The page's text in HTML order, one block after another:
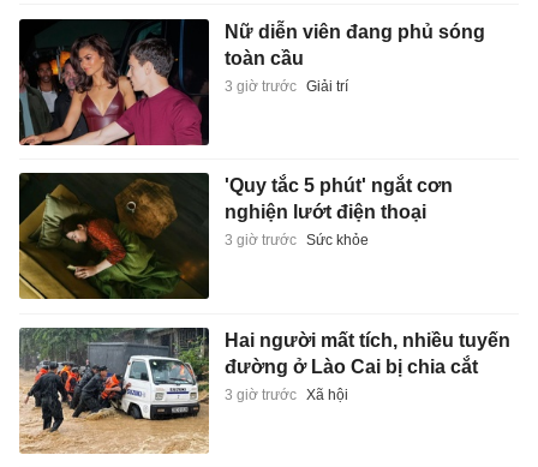
Nữ diễn viên đang phủ sóng
toàn cầu
3 giờ trước Giải trí
'Quy tắc 5 phút' ngắt cơn
nghiện lướt điện thoại
3 giờ trước Sức khỏe
Hai người mất tích, nhiều tuyến
đường ở Lào Cai bị chia cắt
3 giờ trước Xã hội